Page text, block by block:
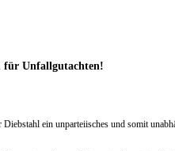
für Unfallgutachten!
ein unparteiisches und somit